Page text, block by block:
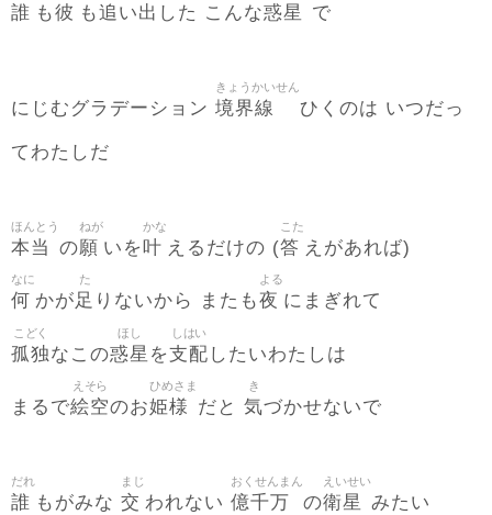
誰 も彼 も追 い出 した こんな惑星 で
にじむグラデーション 境界線
きょうかいせん
ひくのは いつだっ
てわたしだ
本当
ほんとう
の願
ねが
いを叶
かな
えるだけの (答
こた
えがあれば)
何
なに
かが足
た
りないから またも夜
よる
にまぎれて
孤独
こどく
なこの惑星
ほし
を支配
しはい
したいわたしは
まるで絵空
えそら
のお姫様
ひめさま
だと 気
き
づかせないで
誰
だれ
もがみな 交
まじ
われない 億千万
おくせんまん
の衛星
えいせい
みたい